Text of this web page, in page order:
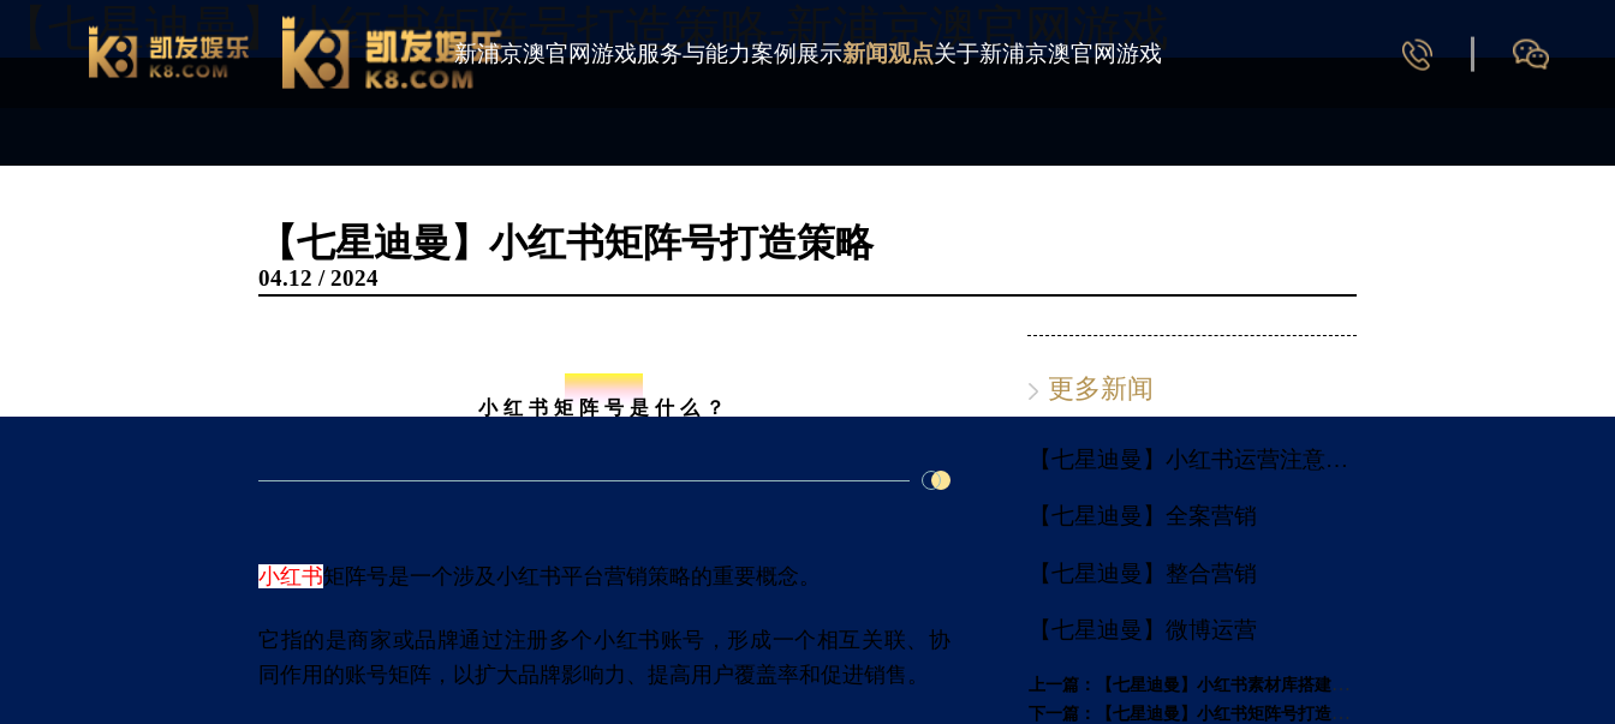
【七星迪曼】小红书矩阵号打造策略-新浦京澳官网游戏
新浦京澳官网游戏服务与能力案例展示新闻观点关于新浦京澳官网游戏
【七星迪曼】小红书矩阵号打造策略
04.12 / 2024
no.1
小红书矩阵号是什么？
小红书矩阵号是一个涉及小红书平台营销策略的重要概念。
它指的是商家或品牌通过注册多个小红书账号，形成一个相互关联、协
同作用的账号矩阵，以扩大品牌影响力、提高用户覆盖率和促进销售。
更多新闻
【七星迪曼】小红书运营注意事项
【七星迪曼】全案营销
【七星迪曼】整合营销
【七星迪曼】微博运营
上一篇：【七星迪曼】小红书素材库搭建（第二弹）
下一篇：【七星迪曼】小红书矩阵号打造策略（第二弹）